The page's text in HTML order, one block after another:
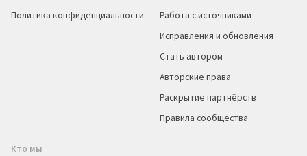
Политика конфиденциальности
Работа с источниками
Исправления и обновления
Стать автором
Авторские права
Раскрытие партнёрств
Правила сообщества
Кто мы